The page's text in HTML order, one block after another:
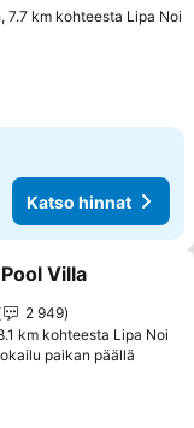
7.7 km kohteesta Lipa Noi
Katso hinnat
Villa
2 949
km kohteesta Lipa Noi
paikan päällä